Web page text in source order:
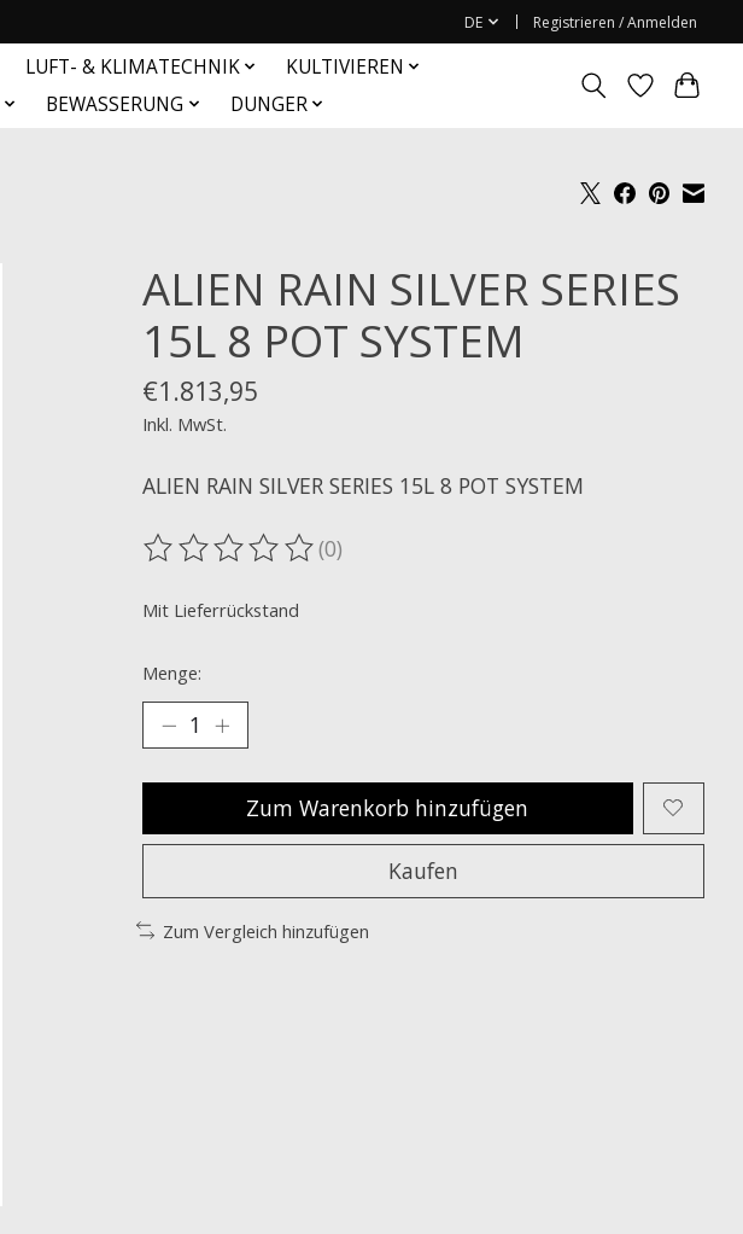
DE Registrieren / Anmelden
LUFT- & KLIMATECHNIK
KULTIVIEREN
BEWASSERUNG DUNGER
ALIEN RAIN SILVER SERIES
15L 8 POT SYSTEM
€1.813,95
Inkl. MwSt.
ALIEN RAIN SILVER SERIES 15L 8 POT SYSTEM
Die Bewertung dieses Produkts ist
(0)
Mit Lieferrückstand
Menge:
Zum Warenkorb hinzufügen
Kaufen
Zum Vergleich hinzufügen